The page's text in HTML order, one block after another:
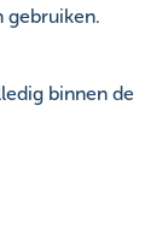
gebruiken.
binnen de